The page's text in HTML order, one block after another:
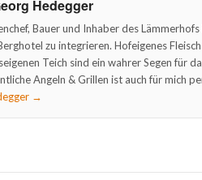
Hedegger
Bauer und Inhaber des
zu integrieren. Hofeigenes
Teich sind ein wahrer Segen für
Angeln & Grillen ist auch für mich
→